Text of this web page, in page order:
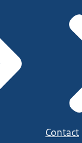
Contact